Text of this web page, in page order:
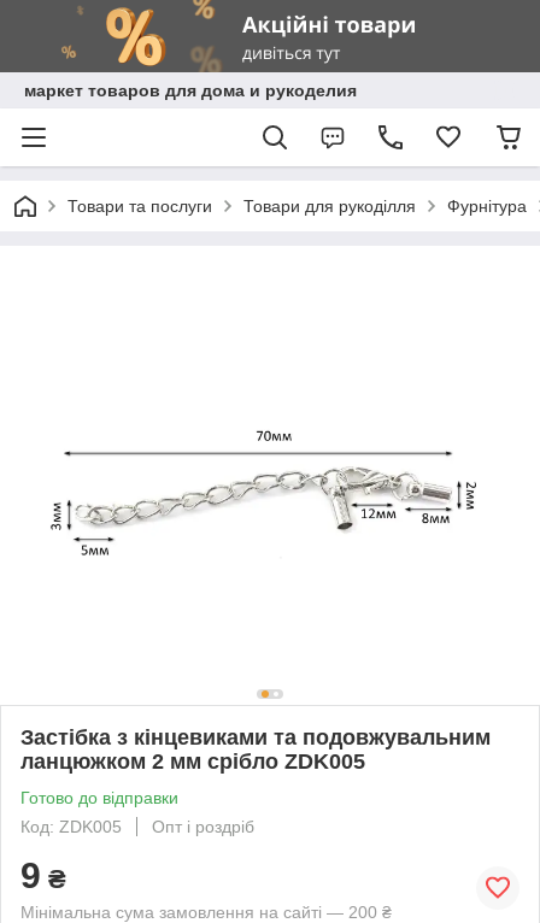
маркет товаров для дома и рукоделия
Товари та послуги Товари для рукоділля Фурнітура
Застібка з кінцевиками та подовжувальним
ланцюжком 2 мм срібло ZDK005
Готово до відправки
Код: ZDK005
Опт і роздріб
9 ₴
Мінімальна сума замовлення на сайті — 200 ₴